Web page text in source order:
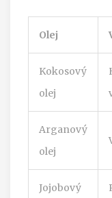
Olej
Kokosový
olej
Arganový
olej
Jojobový